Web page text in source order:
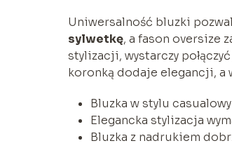
Uniwersalność bluzki
sylwetkę, a fason oversize
stylizacji, wystarczy
koronką dodaje elegancji, a
Bluzka w stylu
Elegancka stylizacja
Bluzka z nadrukiem